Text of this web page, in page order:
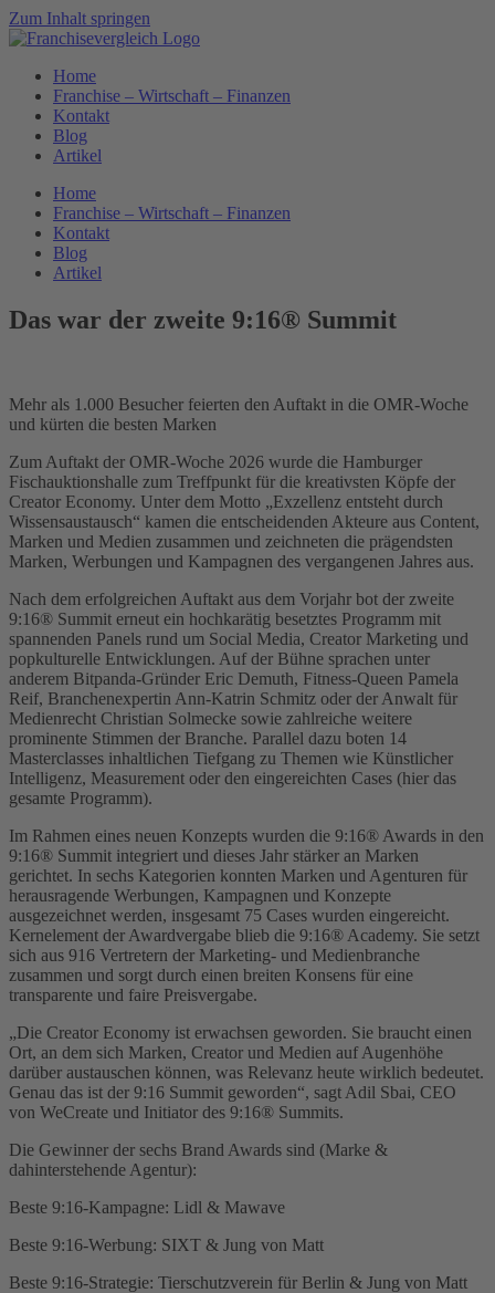
Zum Inhalt springen
Home
Franchise – Wirtschaft – Finanzen
Kontakt
Blog
Artikel
Home
Franchise – Wirtschaft – Finanzen
Kontakt
Blog
Artikel
Das war der zweite 9:16® Summit
Mehr als 1.000 Besucher feierten den Auftakt in die OMR-Woche
und kürten die besten Marken
Zum Auftakt der OMR-Woche 2026 wurde die Hamburger
Fischauktionshalle zum Treffpunkt für die kreativsten Köpfe der
Creator Economy. Unter dem Motto „Exzellenz entsteht durch
Wissensaustausch“ kamen die entscheidenden Akteure aus Content,
Marken und Medien zusammen und zeichneten die prägendsten
Marken, Werbungen und Kampagnen des vergangenen Jahres aus.
Nach dem erfolgreichen Auftakt aus dem Vorjahr bot der zweite
9:16® Summit erneut ein hochkarätig besetztes Programm mit
spannenden Panels rund um Social Media, Creator Marketing und
popkulturelle Entwicklungen. Auf der Bühne sprachen unter
anderem Bitpanda-Gründer Eric Demuth, Fitness-Queen Pamela
Reif, Branchenexpertin Ann-Katrin Schmitz oder der Anwalt für
Medienrecht Christian Solmecke sowie zahlreiche weitere
prominente Stimmen der Branche. Parallel dazu boten 14
Masterclasses inhaltlichen Tiefgang zu Themen wie Künstlicher
Intelligenz, Measurement oder den eingereichten Cases (hier das
gesamte Programm).
Im Rahmen eines neuen Konzepts wurden die 9:16® Awards in den
9:16® Summit integriert und dieses Jahr stärker an Marken
gerichtet. In sechs Kategorien konnten Marken und Agenturen für
herausragende Werbungen, Kampagnen und Konzepte
ausgezeichnet werden, insgesamt 75 Cases wurden eingereicht.
Kernelement der Awardvergabe blieb die 9:16® Academy. Sie setzt
sich aus 916 Vertretern der Marketing- und Medienbranche
zusammen und sorgt durch einen breiten Konsens für eine
transparente und faire Preisvergabe.
„Die Creator Economy ist erwachsen geworden. Sie braucht einen
Ort, an dem sich Marken, Creator und Medien auf Augenhöhe
darüber austauschen können, was Relevanz heute wirklich bedeutet.
Genau das ist der 9:16 Summit geworden“, sagt Adil Sbai, CEO
von WeCreate und Initiator des 9:16® Summits.
Die Gewinner der sechs Brand Awards sind (Marke &
dahinterstehende Agentur):
Beste 9:16-Kampagne: Lidl & Mawave
Beste 9:16-Werbung: SIXT & Jung von Matt
Beste 9:16-Strategie: Tierschutzverein für Berlin & Jung von Matt